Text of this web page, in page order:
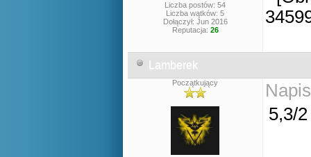
Liczba postów: 54
Liczba wątków: 5
Dołączył: Jun 2016
Reputacja: 26
Lamberek
Początkujący
5,3/